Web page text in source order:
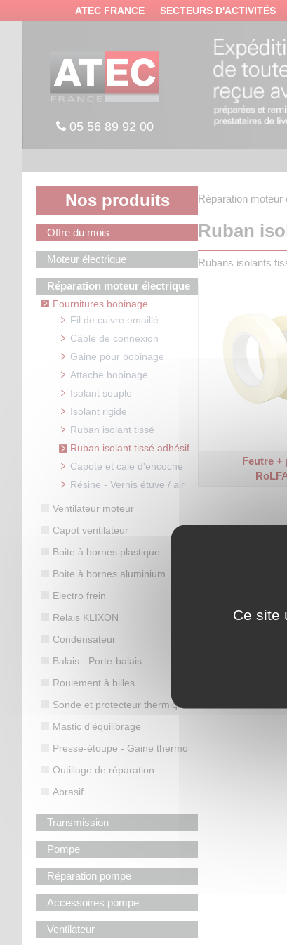
ATEC FRANCE SECTEURS D'ACTIVITÉS
05 56 89 92 00
Nos produits
Offre du mois
Moteur électrique
Réparation moteur électrique
Fournitures bobinage
Fil de cuivre emaillé
Câble de connexion
Gaine pour bobinage
Attache bobinage
Isolant souple
Isolant rigide
Ruban isolant tissé
Ruban isolant tissé adhésif
Capote et cale d'encoche
Résine - Vernis étuve / air
Ventilateur moteur
Capot ventilateur
Boite à bornes plastique
Boite à bornes aluminium
Electro frein
Relais KLIXON
Condensateur
Balais - Porte-balais
Roulement à billes
Sonde et protecteur thermique
Mastic d'équilibrage
Presse-étoupe - Gaine thermo
Outillage de réparation
Abrasif
Transmission
Pompe
Réparation pompe
Accessoires pompe
Ventilateur
Réparation moteur
Ruban
Rubans isolants
Feutre +
Panneau de gestion des cookies
Ce site